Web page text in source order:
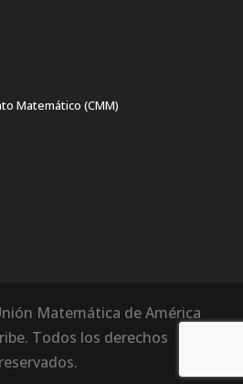
Matemático (CMM)
Matemática de América
Todos los derechos
reservados.